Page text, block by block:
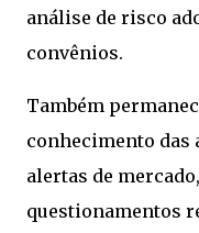
análise de risco
convênios.
Também
conhecimento das
alertas de
questionamentos